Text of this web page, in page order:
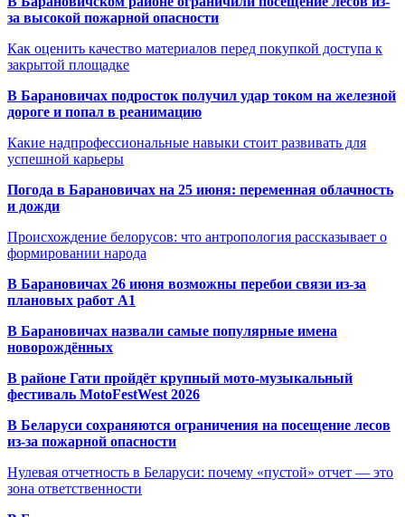
за высокой пожарной опасности
Как оценить качество материалов перед покупкой доступа к
закрытой площадке
В Барановичах подросток получил удар током на железной
дороге и попал в реанимацию
Какие надпрофессиональные навыки стоит развивать для
успешной карьеры
Погода в Барановичах на 25 июня: переменная облачность
и дожди
Происхождение белорусов: что антропология рассказывает о
формировании народа
В Барановичах 26 июня возможны перебои связи из-за
плановых работ A1
В Барановичах назвали самые популярные имена
новорождённых
В районе Гати пройдёт крупный мото-музыкальный
фестиваль MotoFestWest 2026
В Беларуси сохраняются ограничения на посещение лесов
из-за пожарной опасности
Нулевая отчетность в Беларуси: почему «пустой» отчет — это
зона ответственности